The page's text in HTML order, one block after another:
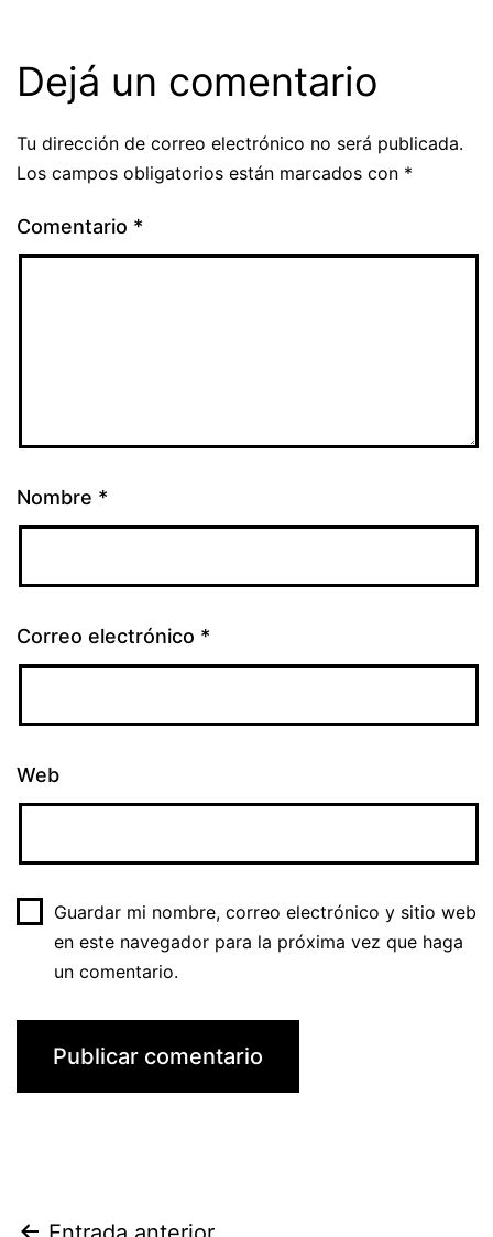
Dejá un comentario
Tu dirección de correo electrónico no será publicada.
Los campos obligatorios están marcados con *
Comentario *
Nombre *
Correo electrónico *
Web
Guardar mi nombre, correo electrónico y sitio web
en este navegador para la próxima vez que haga
un comentario.